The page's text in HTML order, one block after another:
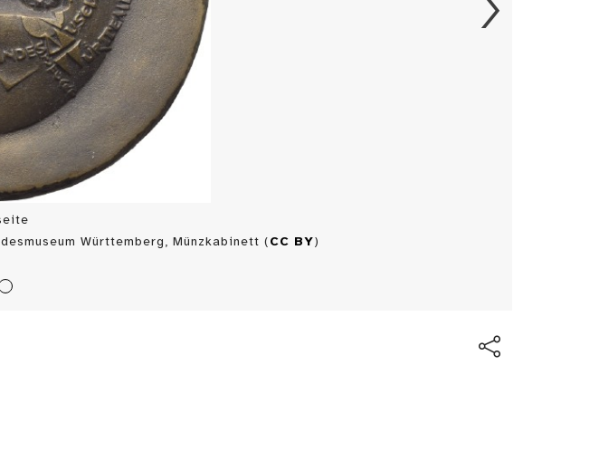
Württemberg, Münzkabinett (CC BY)